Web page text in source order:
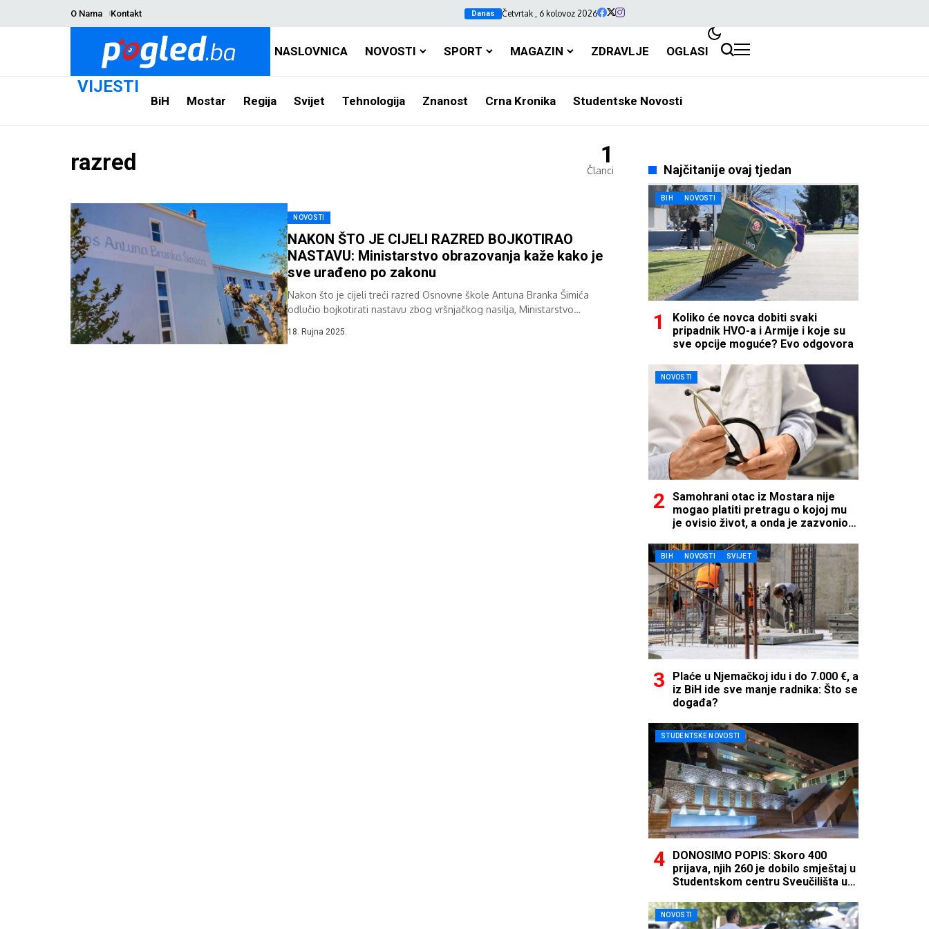
O Nama Kontakt Danas Četvrtak , 6 kolovoz 2026
NASLOVNICA NOVOSTI SPORT MAGAZIN ZDRAVLJE OGLASI
VIJESTI
BiH Mostar Regija Svijet Tehnologija Znanost Crna Kronika Studentske Novosti
razred 1
Članci
NOVOSTI
NAKON ŠTO JE CIJELI RAZRED BOJKOTIRAO
NASTAVU: Ministarstvo obrazovanja kaže kako je
sve urađeno po zakonu
Nakon što je cijeli treći razred Osnovne škole Antuna Branka Šimića
odlučio bojkotirati nastavu zbog vršnjačkog nasilja, Ministarstvo
18. Rujna 2025.
Najčitanije ovaj tjedan
BIH NOVOSTI
Koliko će novca dobiti svaki
pripadnik HVO-a i Armije i koje su
sve opcije moguće? Evo odgovora
NOVOSTI
Samohrani otac iz Mostara nije
mogao platiti pretragu o kojoj mu
je ovisio život, a onda je zazvonio
BIH NOVOSTI SVIJET
Plaće u Njemačkoj idu i do 7.000 €, a
iz BiH ide sve manje radnika: Što se
događa?
STUDENTSKE NOVOSTI
DONOSIMO POPIS: Skoro 400
prijava, njih 260 je dobilo smještaj u
Studentskom centru Sveučilišta u
NOVOSTI